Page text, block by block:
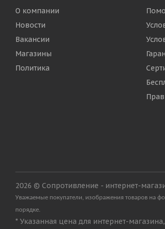
О компании
Новости
Вакансии
Магазины
Политика
2026 © Сопротивление - интернет-
Уважаемые покупатели, изображения товаров на
порядке.
* Указанная цена для интернет-